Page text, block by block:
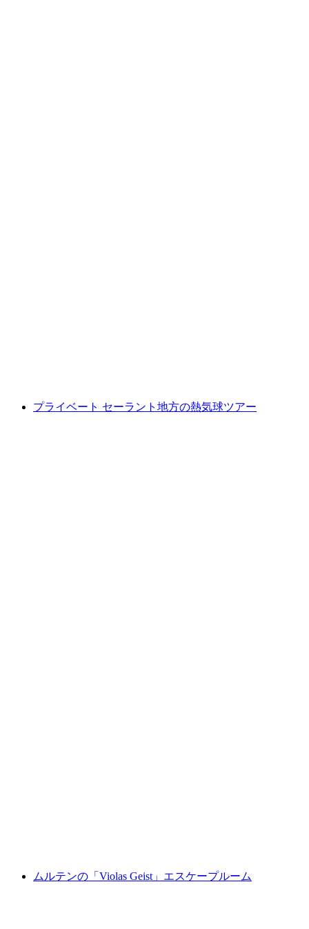
プライベート セーラント地方の熱気球ツアー
ムルテンの「Violas Geist」エスケープルーム